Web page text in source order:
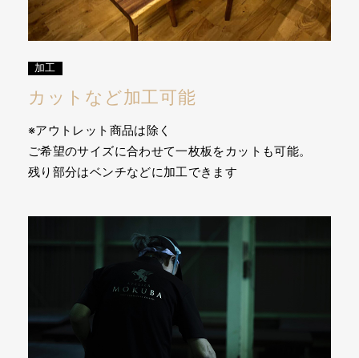
加工
カットなど加工可能
※アウトレット商品は除く
ご希望のサイズに合わせて一枚板をカットも可能。
残り部分はベンチなどに加工できます